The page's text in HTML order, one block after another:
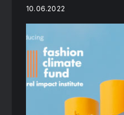
10.06.2022